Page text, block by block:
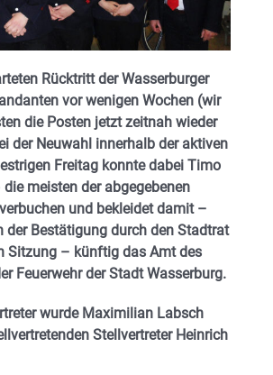
Rücktritt der Wasserburger
vor wenigen Wochen (wir
die Posten jetzt zeitnah wieder
der Neuwahl innerhalb der aktiven
Freitag konnte dabei Timo
meisten der abgegebenen
und bekleidet damit –
der Bestätigung durch den Stadtrat
Sitzung – künftig das Amt des
Feuerwehr der Stadt Wasserburg.
wurde Maximilian Labsch
Stellvertreter Heinrich